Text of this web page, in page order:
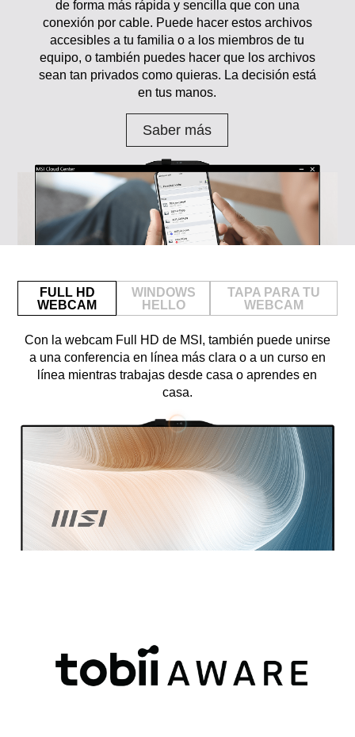
de forma más rápida y sencilla que con una
conexión por cable. Puede hacer estos archivos
accesibles a tu familia o a los miembros de tu
equipo, o también puedes hacer que los archivos
sean tan privados como quieras. La decisión está
en tus manos.
Saber más
FULL HD
WEBCAM
WINDOWS
HELLO
TAPA PARA TU
WEBCAM
Con la webcam Full HD de MSI, también puede unirse
a una conferencia en línea más clara o a un curso en
línea mientras trabajas desde casa o aprendes en
casa.